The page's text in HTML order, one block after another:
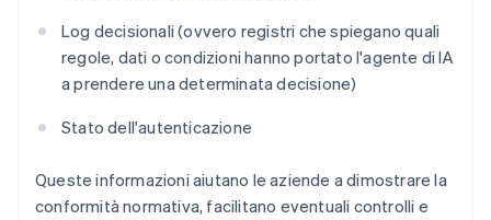
Log decisionali (ovvero registri che spiegano quali
regole, dati o condizioni hanno portato l'agente di IA
a prendere una determinata decisione)
Stato dell'autenticazione
Queste informazioni aiutano le aziende a dimostrare la
conformità normativa, facilitano eventuali controlli e